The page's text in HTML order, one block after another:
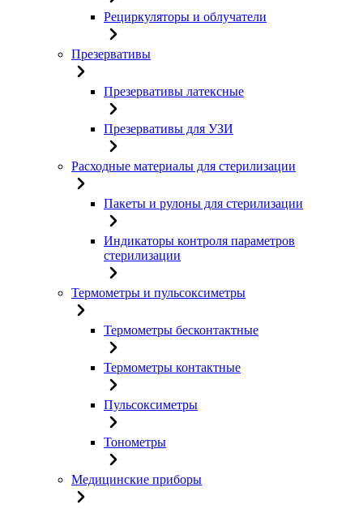
Рециркуляторы и облучатели
Презервативы
Презервативы латексные
Презервативы для УЗИ
Расходные материалы для стерилизации
Пакеты и рулоны для стерилизации
Индикаторы контроля параметров
стерилизации
Термометры и пульсоксиметры
Термометры бесконтактные
Термометры контактные
Пульсоксиметры
Тонометры
Медицинские приборы